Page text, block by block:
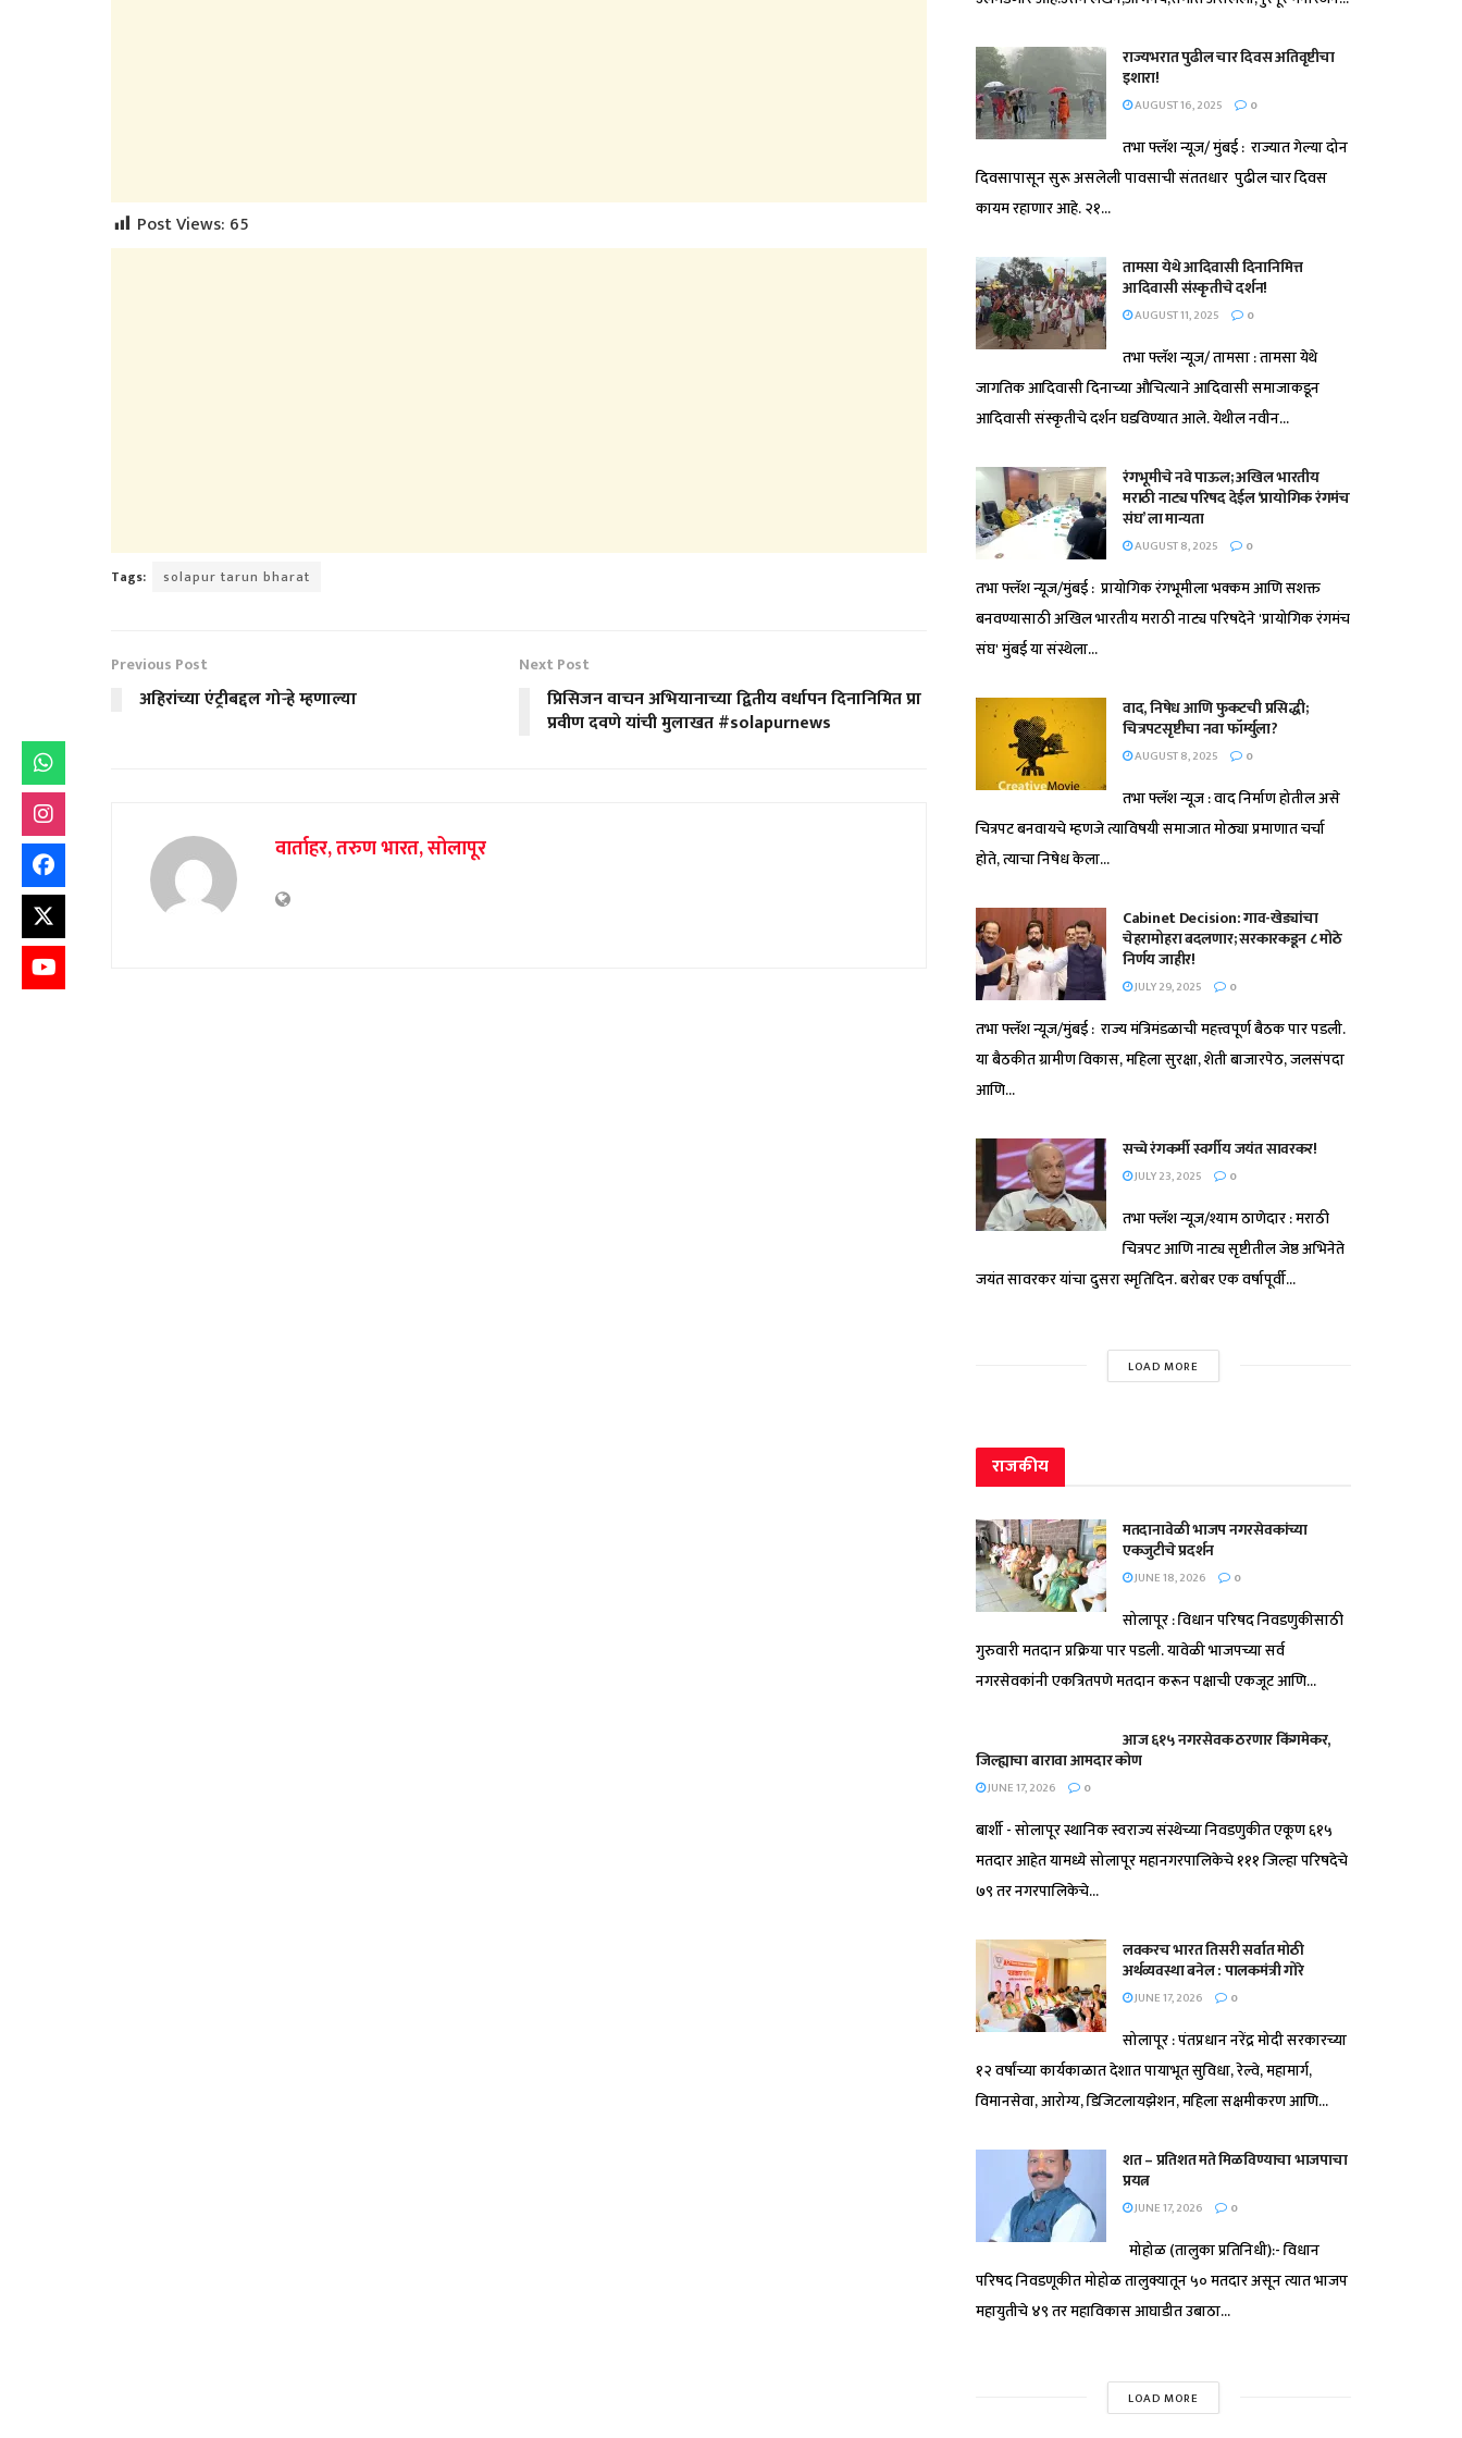
Post Views: 65
Tags: solapur tarun bharat
Previous Post
अहिरांच्या एंट्रीबद्दल गोऱ्हे म्हणाल्या
Next Post
प्रिसिजन वाचन अभियानाच्या द्वितीय वर्धापन दिनानिमित प्रा
प्रवीण दवणे यांची मुलाखत #solapurnews
वार्ताहर, तरुण भारत, सोलापूर
राज्यभरात पुढील चार दिवस अतिवृष्टीचा
इशारा!
AUGUST 16, 2025 0
तभा फ्लॅश न्यूज/ मुंबई : राज्यात गेल्या दोन
दिवसापासून सुरू असलेली पावसाची संततधार पुढील चार दिवस
कायम रहाणार आहे. २१...
तामसा येथे आदिवासी दिनानिमित्त
आदिवासी संस्कृतीचे दर्शन!
AUGUST 11, 2025 0
तभा फ्लॅश न्यूज/ तामसा : तामसा येथे
जागतिक आदिवासी दिनाच्या औचित्याने आदिवासी समाजाकडून
आदिवासी संस्कृतीचे दर्शन घडविण्यात आले. येथील नवीन...
रंगभूमीचे नवे पाऊल; अखिल भारतीय
मराठी नाट्य परिषद देईल ‘प्रायोगिक रंगमंच
संघ’ ला मान्यता
AUGUST 8, 2025 0
तभा फ्लॅश न्यूज/मुंबई : प्रायोगिक रंगभूमीला भक्कम आणि सशक्त
बनवण्यासाठी अखिल भारतीय मराठी नाट्य परिषदेने 'प्रायोगिक रंगमंच
संघ' मुंबई या संस्थेला...
वाद, निषेध आणि फुकटची प्रसिद्धी;
चित्रपटसृष्टीचा नवा फॉर्म्युला?
AUGUST 8, 2025 0
तभा फ्लॅश न्यूज : वाद निर्माण होतील असे
चित्रपट बनवायचे म्हणजे त्याविषयी समाजात मोठ्या प्रमाणात चर्चा
होते, त्याचा निषेध केला...
Cabinet Decision: गाव-खेड्यांचा
चेहरामोहरा बदलणार; सरकारकडून ८ मोठे
निर्णय जाहीर!
JULY 29, 2025 0
तभा फ्लॅश न्यूज/मुंबई : राज्य मंत्रिमंडळाची महत्त्वपूर्ण बैठक पार पडली.
या बैठकीत ग्रामीण विकास, महिला सुरक्षा, शेती बाजारपेठ, जलसंपदा
आणि...
सच्चे रंगकर्मी स्वर्गीय जयंत सावरकर!
JULY 23, 2025 0
तभा फ्लॅश न्यूज/श्याम ठाणेदार : मराठी
चित्रपट आणि नाट्य सृष्टीतील जेष्ठ अभिनेते
जयंत सावरकर यांचा दुसरा स्मृतिदिन. बरोबर एक वर्षापूर्वी...
LOAD MORE
राजकीय
मतदानावेळी भाजप नगरसेवकांच्या
एकजुटीचे प्रदर्शन
JUNE 18, 2026 0
सोलापूर : विधान परिषद निवडणुकीसाठी
गुरुवारी मतदान प्रक्रिया पार पडली. यावेळी भाजपच्या सर्व
नगरसेवकांनी एकत्रितपणे मतदान करून पक्षाची एकजूट आणि...
आज ६१५ नगरसेवक ठरणार किंगमेकर,
जिल्ह्याचा बारावा आमदार कोण
JUNE 17, 2026 0
बार्शी - सोलापूर स्थानिक स्वराज्य संस्थेच्या निवडणुकीत एकूण ६१५
मतदार आहेत यामध्ये सोलापूर महानगरपालिकेचे १११ जिल्हा परिषदेचे
७९ तर नगरपालिकेचे...
लवकरच भारत तिसरी सर्वात मोठी
अर्थव्यवस्था बनेल : पालकमंत्री गोरे
JUNE 17, 2026 0
सोलापूर : पंतप्रधान नरेंद्र मोदी सरकारच्या
१२ वर्षांच्या कार्यकाळात देशात पायाभूत सुविधा, रेल्वे, महामार्ग,
विमानसेवा, आरोग्य, डिजिटलायझेशन, महिला सक्षमीकरण आणि...
शत – प्रतिशत मते मिळविण्याचा भाजपाचा
प्रयत्न
JUNE 17, 2026 0
मोहोळ (तालुका प्रतिनिधी):- विधान
परिषद निवडणूकीत मोहोळ तालुक्यातून ५० मतदार असून त्यात भाजप
महायुतीचे ४९ तर महाविकास आघाडीत उबाठा...
LOAD MORE